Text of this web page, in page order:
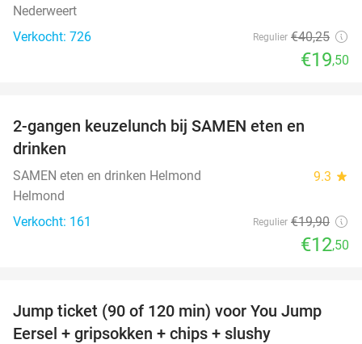
Nederweert
Verkocht: 726
Regulier €40,25
€19,50
2-gangen keuzelunch bij SAMEN eten en
drinken
SAMEN eten en drinken Helmond 9.3 star
Helmond
Verkocht: 161
Regulier €19,90
€12,50
61%
Jump ticket (90 of 120 min) voor You Jump
Eersel + gripsokken + chips + slushy